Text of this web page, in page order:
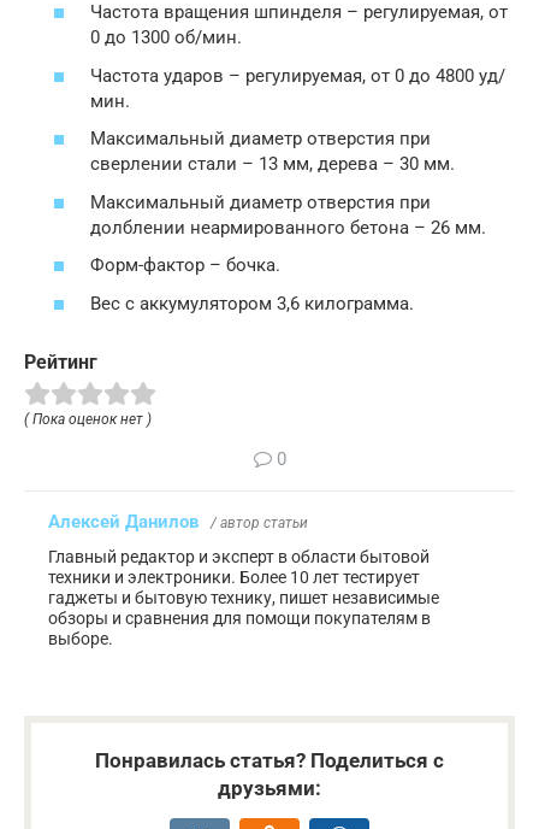
Частота вращения шпинделя – регулируемая, от
0 до 1300 об/мин.
Частота ударов – регулируемая, от 0 до 4800 уд/
мин.
Максимальный диаметр отверстия при
сверлении стали – 13 мм, дерева – 30 мм.
Максимальный диаметр отверстия при
долблении неармированного бетона – 26 мм.
Форм-фактор – бочка.
Вес с аккумулятором 3,6 килограмма.
Рейтинг
( Пока оценок нет )
0
Алексей Данилов / автор статьи
Главный редактор и эксперт в области бытовой
техники и электроники. Более 10 лет тестирует
гаджеты и бытовую технику, пишет независимые
обзоры и сравнения для помощи покупателям в
выборе.
Понравилась статья? Поделиться с
друзьями: